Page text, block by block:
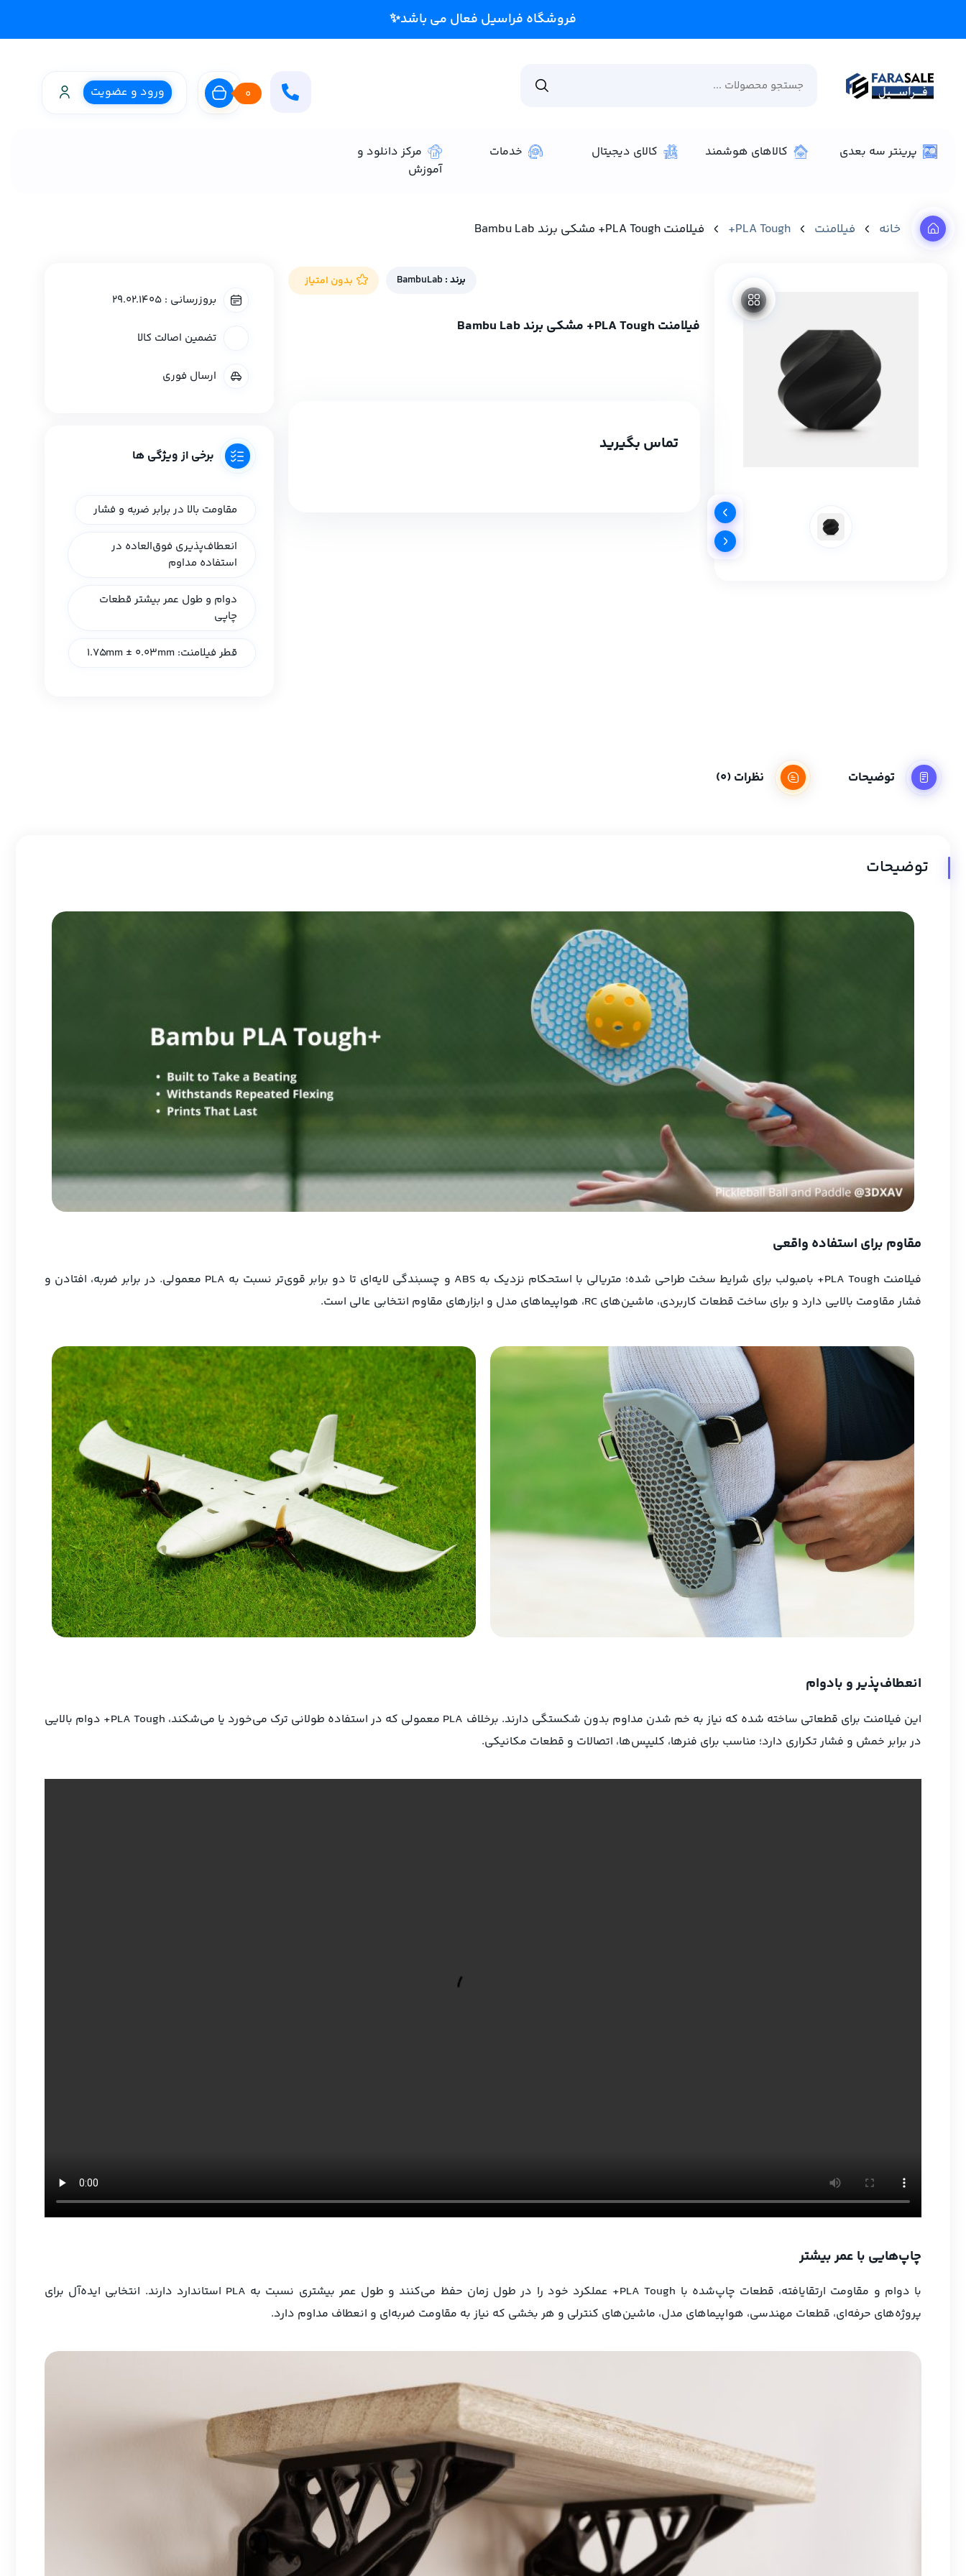
فروشگاه فراسیل فعال می باشد✨
ورود و عضویت 0
پرینتر سه بعدی کالاهای هوشمند کالای دیجیتال خدمات
مرکز دانلود و
آموزش
خانه فیلامنت PLA Tough+ فیلامنت PLA Tough+ مشکی برند Bambu Lab
بدون امتیاز برند :BambuLab
فیلامنت PLA Tough+ مشکی برند Bambu Lab
تماس بگیرید
بروزرسانی : 29.02.1405
تضمین اصالت کالا
ارسال فوری
برخی از ویژگی ها
مقاومت بالا در برابر ضربه و فشار
انعطاف‌پذیری فوق‌العاده در
استفاده مداوم
دوام و طول عمر بیشتر قطعات
چاپی
قطر فیلامنت: 1.75mm ± 0.03mm
توضیحات نظرات (0)
توضیحات
مقاوم برای استفاده واقعی
فیلامنت PLA Tough+ بامبولب برای شرایط سخت طراحی شده؛ متریالی با استحکام نزدیک به ABS و چسبندگی لایه‌ای تا دو برابر قوی‌تر نسبت به PLA معمولی. در برابر ضربه، افتادن و
فشار مقاومت بالایی دارد و برای ساخت قطعات کاربردی، ماشین‌های RC، هواپیماهای مدل و ابزارهای مقاوم انتخابی عالی است.
انعطاف‌پذیر و بادوام
این فیلامنت برای قطعاتی ساخته شده که نیاز به خم شدن مداوم بدون شکستگی دارند. برخلاف PLA معمولی که در استفاده طولانی ترک می‌خورد یا می‌شکند، PLA Tough+ دوام بالایی
در برابر خمش و فشار تکراری دارد؛ مناسب برای فنرها، کلیپس‌ها، اتصالات و قطعات مکانیکی.
چاپ‌هایی با عمر بیشتر
با دوام و مقاومت ارتقایافته، قطعات چاپ‌شده با PLA Tough+ عملکرد خود را در طول زمان حفظ می‌کنند و طول عمر بیشتری نسبت به PLA استاندارد دارند. انتخابی ایده‌آل برای
پروژه‌های حرفه‌ای، قطعات مهندسی، هواپیماهای مدل، ماشین‌های کنترلی و هر بخشی که نیاز به مقاومت ضربه‌ای و انعطاف مداوم دارد.